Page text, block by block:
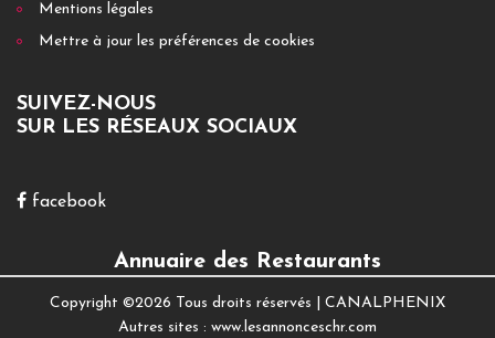
Mentions légales
Mettre à jour les préférences de cookies
SUIVEZ-NOUS
SUR LES RÉSEAUX SOCIAUX
facebook
Annuaire des Restaurants
Copyright ©2026 Tous droits réservés | CANALPHENIX
Autres sites : www.lesannonceschr.com